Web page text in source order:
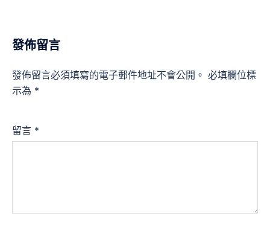
發佈留言
發佈留言必須填寫的電子郵件地址不會公開。 必填欄位標
示為 *
留言 *